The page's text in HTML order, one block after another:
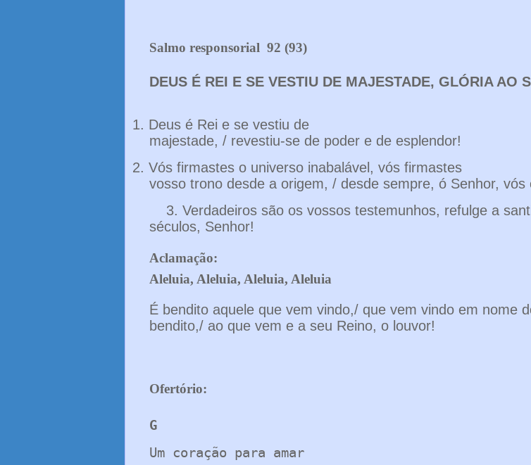
Salmo responsorial 92 (93)
DEUS É REI E SE VESTIU DE MAJESTADE, GLÓRIA AO
1. Deus é Rei e se vestiu de
majestade, / revestiu-se de poder e de esplendor!
2. Vós firmastes o universo inabalável, vós firmastes
vosso trono desde a origem, / desde sempre, ó Senhor, vós
3. Verdadeiros são os vossos testemunhos, refulge a
séculos, Senhor!
Aclamação:
Aleluia, Aleluia, Aleluia, Aleluia
É bendito aquele que vem vindo,/ que vem vindo em nome
bendito,/ ao que vem e a seu Reino, o louvor!
Ofertório:
G
Um coração para amar